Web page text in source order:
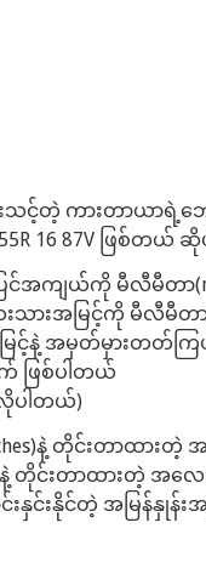
ကားတာယာရဲ့ဘေးသ
16 87V ဖြစ်တယ် ဆို
ြင်အကျယ်ကို မီလီမီတ
ားအမြင့်ကို မီလီမီတ
င့်နဲ့ အမှတ်မှားတတ်က
ဖြစ်ပါတယ်
ပါတယ်)
နဲ့ တိုင်းတာထား
တိုင်းတာထားတဲ့ အလေး
င်းနိုင်တဲ့ အမြန်နှုန်